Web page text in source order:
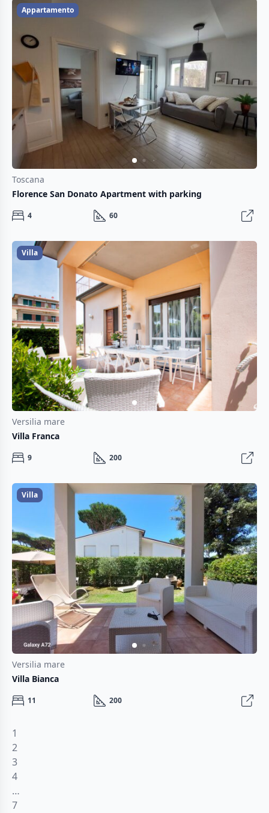
Appartamento
Toscana
Florence San Donato Apartment with parking
4 60
Villa
Versilia mare
Villa Franca
9 200
Villa
Versilia mare
Villa Bianca
11 200
1
2
3
4
…
7